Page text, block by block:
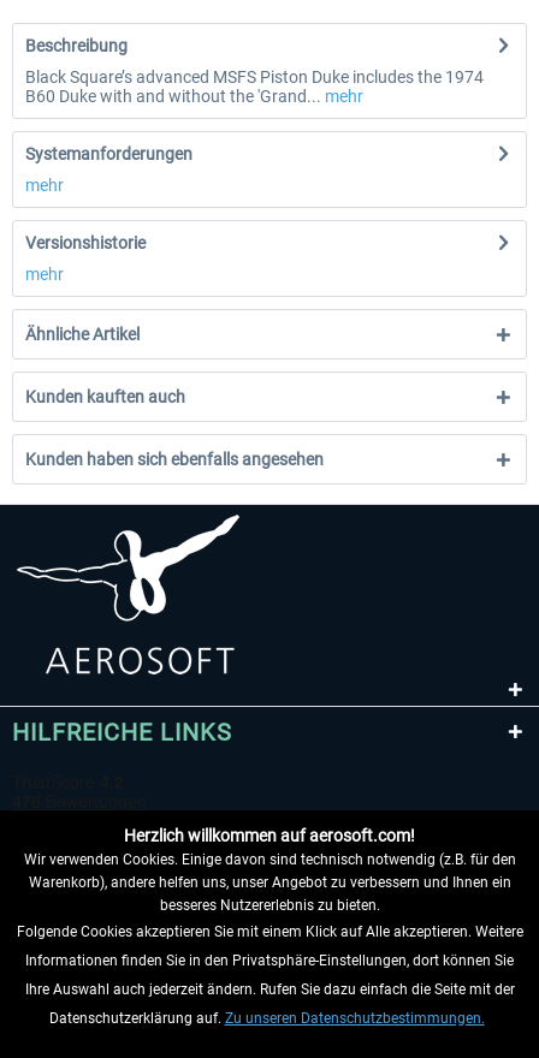
Beschreibung
Black Square’s advanced MSFS Piston Duke includes the 1974
B60 Duke with and without the 'Grand... mehr
Systemanforderungen
mehr
Versionshistorie
mehr
Ähnliche Artikel
Kunden kauften auch
Kunden haben sich ebenfalls angesehen
HILFREICHE LINKS
VERTRAG WIDERRUFEN
INFORMATIONEN
Herzlich willkommen auf aerosoft.com!
Wir verwenden Cookies. Einige davon sind technisch notwendig (z.B. für den
Warenkorb), andere helfen uns, unser Angebot zu verbessern und Ihnen ein
besseres Nutzererlebnis zu bieten.
Folgende Cookies akzeptieren Sie mit einem Klick auf Alle akzeptieren. Weitere
Informationen finden Sie in den Privatsphäre-Einstellungen, dort können Sie
Ihre Auswahl auch jederzeit ändern. Rufen Sie dazu einfach die Seite mit der
Datenschutzerklärung auf. Zu unseren Datenschutzbestimmungen.